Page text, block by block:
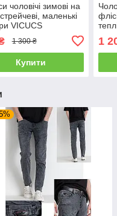
чоловічі зимові на
маленькі
VICUCS
1 300 ₴
Купити
1